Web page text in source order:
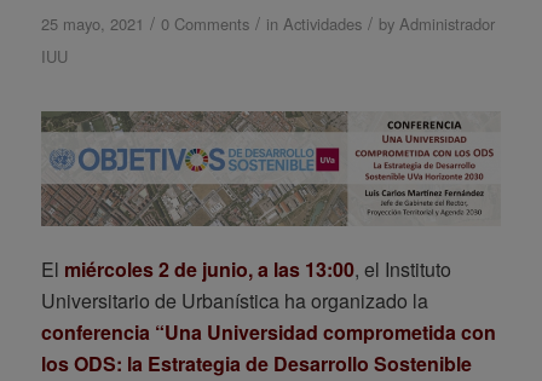
25 mayo, 2021 / 0 Comments / in Actividades / by Administrador
IUU
El miércoles 2 de junio, a las 13:00, el Instituto
Universitario de Urbanística ha organizado la
conferencia “Una Universidad comprometida con
los ODS: la Estrategia de Desarrollo Sostenible